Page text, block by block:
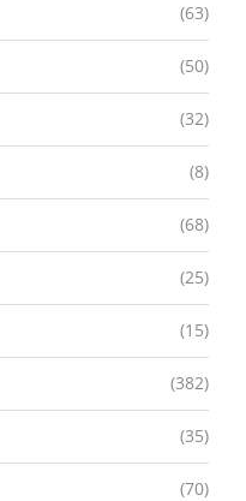
(63)
(50)
(32)
(8)
(68)
(25)
(15)
(382)
(35)
(70)